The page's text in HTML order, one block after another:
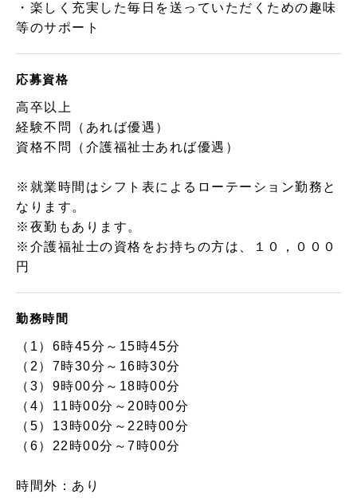
・楽しく充実した毎日を送っていただくための趣味
等のサポート
応募資格
高卒以上
経験不問（あれば優遇）
資格不問（介護福祉士あれば優遇）
※就業時間はシフト表によるローテーション勤務と
なります。
※夜勤もあります。
※介護福祉士の資格をお持ちの方は、１０，０００
円
勤務時間
（1）6時45分～15時45分
（2）7時30分～16時30分
（3）9時00分～18時00分
（4）11時00分～20時00分
（5）13時00分～22時00分
（6）22時00分～7時00分
時間外：あり